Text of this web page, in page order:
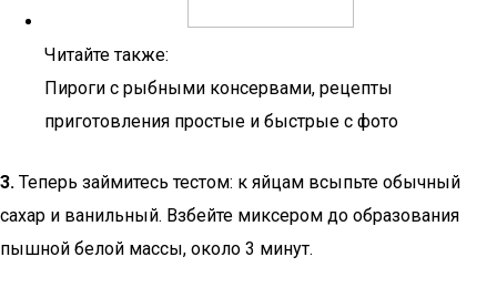
Читайте также:
Пироги с рыбными консервами, рецепты
приготовления простые и быстрые с фото
3. Теперь займитесь тестом: к яйцам всыпьте обычный
сахар и ванильный. Взбейте миксером до образования
пышной белой массы, около 3 минут.